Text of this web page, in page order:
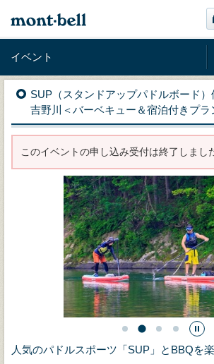
イベント
SUP（スタンドアップパドルボード）
吉野川＜バーベキュー＆宿泊付きプラ
このイベントの申し込み受付は終了しまし
人気のパドルスポーツ「SUP」とBBQを